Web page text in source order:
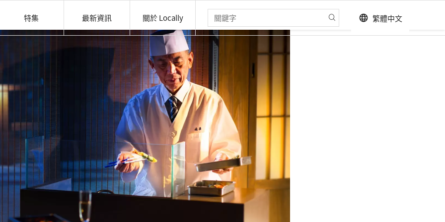
特集 最新資訊 關於 Locally language 繁體中文